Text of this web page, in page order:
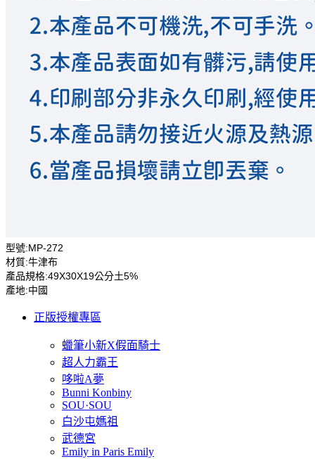
型號:MP-272
材質:牛津布
產品規格:49X30X19公分土5%
產地:中國
正版授權專區
蠟筆小新X假面騎士
超人力霸王
哆啦A夢
Bunni Konbiny
SOU·SOU
白沙屯媽祖
武德宮
Emily in Paris Emily